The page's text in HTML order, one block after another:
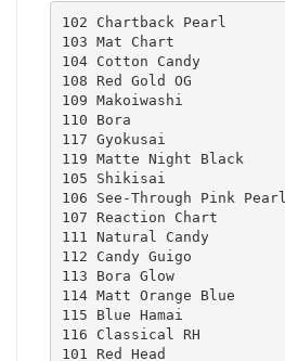
102 Chartback Pearl
103 Mat Chart
104 Cotton Candy
108 Red Gold OG
109 Makoiwashi
110 Bora
117 Gyokusai
119 Matte Night Black
105 Shikisai
106 See-Through Pink Pearl
107 Reaction Chart
111 Natural Candy
112 Candy Guigo
113 Bora Glow
114 Matt Orange Blue
115 Blue Hamai
116 Classical RH
101 Red Head